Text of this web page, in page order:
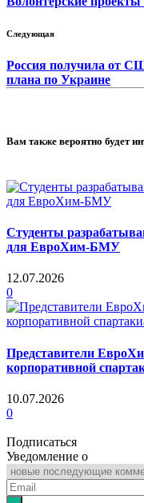
Следующая
Россия получила от
плана по Украине
Вам также вероятно будет
Студенты
для ЕвроХим-БМУ
12.07.2026
0
Представители
корпоративной
10.07.2026
0
Подписаться
Уведомление о